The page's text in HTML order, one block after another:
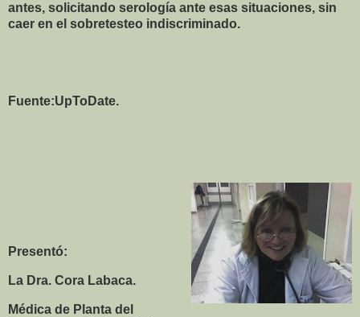
antes, solicitando serología ante esas situaciones, sin
caer en el sobretesteo indiscriminado.
Fuente:UpToDate.
Presentó:
La Dra. Cora Labaca.
Médica de Planta del